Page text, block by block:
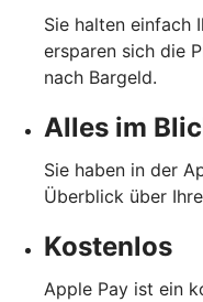
Sie halten einfach
ersparen sich die
nach Bargeld.
Alles im
Sie haben in der
Überblick über
Kostenlos
Apple Pay ist ein